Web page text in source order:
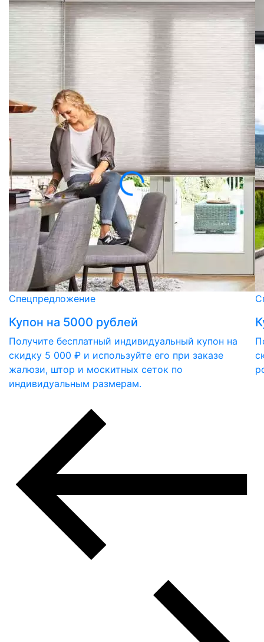
Спецпредложение
Купон на 5000 рублей
Получите бесплатный индивидуальный купон на
скидку 5 000 ₽ и используйте его при заказе
жалюзи, штор и москитных сеток по
индивидуальным размерам.